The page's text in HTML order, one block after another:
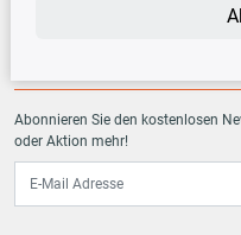
Abonnieren Sie den kostenlosen
oder Aktion mehr!